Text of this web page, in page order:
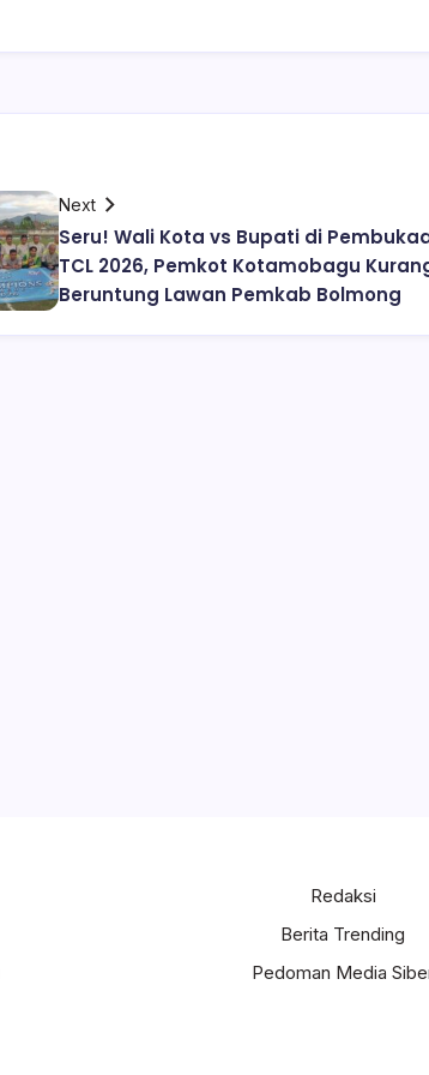
Next
Seru! Wali Kota vs Bupati di
TCL 2026, Pemkot Kotamobagu
Beruntung Lawan Pemkab Bolmong
Redaksi
Berita Trending
Pedoman Media